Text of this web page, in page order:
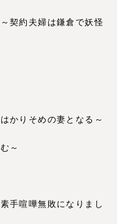
契約夫婦は鎌倉で妖怪
かりそめの妻となる～
～
手喧嘩無敗になりまし